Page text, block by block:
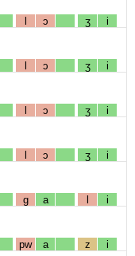
l ɔ ʒ i
l ɔ ʒ i
l ɔ ʒ i
l ɔ ʒ i
g a l i
pw a z i